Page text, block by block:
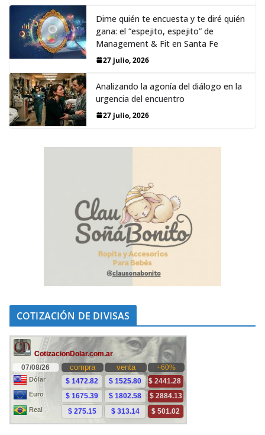
Dime quién te encuesta y te diré quién
gana: el “espejito, espejito” de
Management & Fit en Santa Fe
27 julio, 2026
Analizando la agonía del diálogo en la
urgencia del encuentro
27 julio, 2026
COTIZACIÓN DE DIVISAS